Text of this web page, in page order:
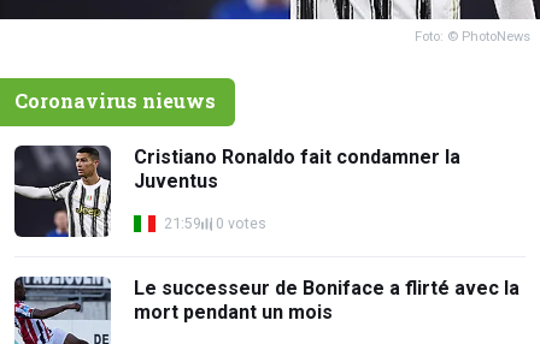
Foto: © PhotoNews
Coronavirus nieuws
Cristiano Ronaldo fait condamner la
Juventus
21:59 0 votes
Le successeur de Boniface a flirté avec la
mort pendant un mois